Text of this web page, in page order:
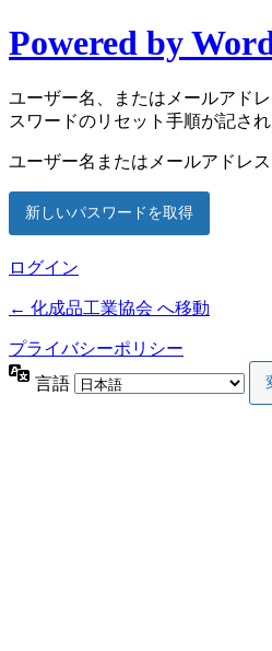
Powered by
ユーザー名、またはメールアド
スワードのリセット手順が記さ
ユーザー名またはメールアドレス
ログイン
← 化成品工業協会 へ移動
プライバシーポリシー
言語